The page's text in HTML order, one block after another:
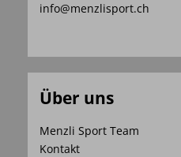
info@menzlisport.ch
Über uns
Menzli Sport Team
Kontakt